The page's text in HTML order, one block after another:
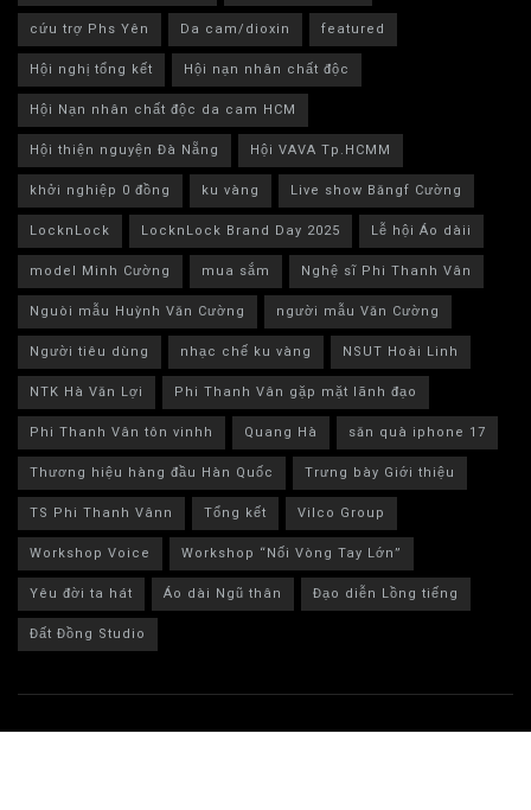
cứu trợ Phs Yên
Da cam/dioxin
featured
Hội nghị tổng kết
Hội nạn nhân chất độc
Hội Nạn nhân chất độc da cam HCM
Hội thiện nguyện Đà Nẵng
Hội VAVA Tp.HCMM
khởi nghiệp 0 đồng
ku vàng
Live show Băngf Cường
LocknLock
LocknLock Brand Day 2025
Lễ hội Áo dàii
model Minh Cường
mua sắm
Nghệ sĩ Phi Thanh Vân
Nguòi mẫu Huỳnh Văn Cường
người mẫu Văn Cường
Người tiêu dùng
nhạc chế ku vàng
NSUT Hoài Linh
NTK Hà Văn Lợi
Phi Thanh Vân gặp mặt lãnh đạo
Phi Thanh Vân tôn vinhh
Quang Hà
săn quà iphone 17
Thương hiệu hàng đầu Hàn Quốc
Trưng bày Giới thiệu
TS Phi Thanh Vânn
Tổng kết
Vilco Group
Workshop Voice
Workshop “Nối Vòng Tay Lớn”
Yêu đời ta hát
Áo dài Ngũ thân
Đạo diễn Lồng tiếng
Đất Đồng Studio